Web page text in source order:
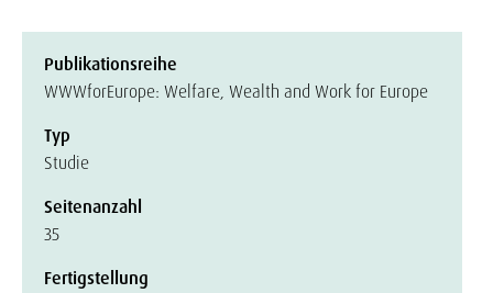
Publikationsreihe
WWWforEurope: Welfare, Wealth and Work for Europe
Typ
Studie
Seitenanzahl
35
Fertigstellung